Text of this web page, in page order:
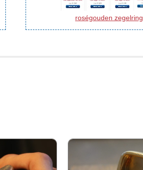
roségouden zegelring